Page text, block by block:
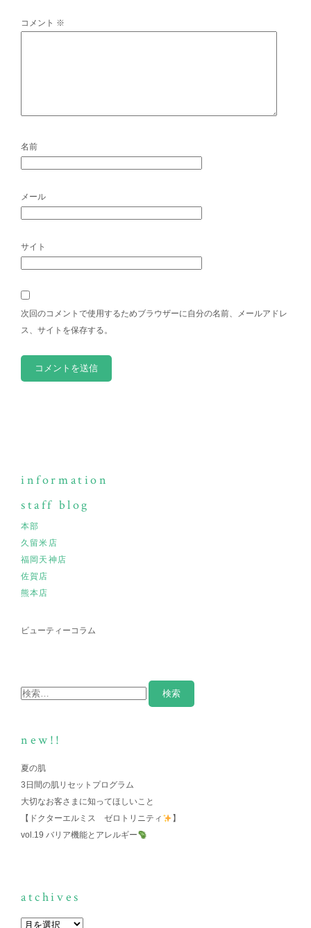
コメント ※
名前
メール
サイト
次回のコメントで使用するためブラウザーに自分の名前、メールアドレ
ス、サイトを保存する。
information
staff blog
本部
久留米店
福岡天神店
佐賀店
熊本店
ビューティーコラム
new!!
夏の肌
3日間の肌リセットプログラム
大切なお客さまに知ってほしいこと
【ドクターエルミス ゼロトリニティ
】
vol.19 バリア機能とアレルギー
atchives